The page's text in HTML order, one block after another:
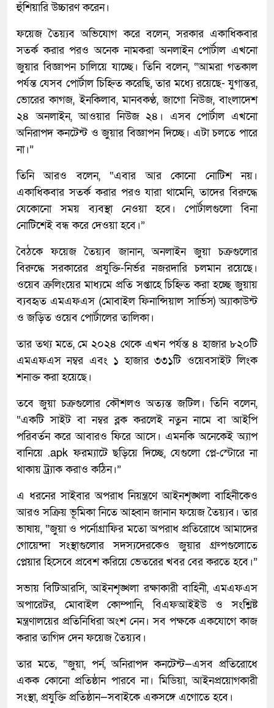
হুঁশিয়ারি উচ্চারণ করেন।
ফয়েজ তৈয়্যব অভিযোগ করে বলেন, সরকার একাধিকবার
সতর্ক করার পরও অনেক নামকরা অনলাইন পোর্টাল এখনো
জুয়ার বিজ্ঞাপন চালিয়ে যাচ্ছে। তিনি বলেন, “আমরা গতকাল
পর্যন্ত যেসব পোর্টাল চিহ্নিত করেছি, তার মধ্যে রয়েছে- যুগান্তর,
ভোরের কাগজ, ইনকিলাব, মানবকণ্ঠ, জাগো নিউজ, বাংলাদেশ
২৪ অনলাইন, আওয়ার নিউজ ২৪। এসব পোর্টাল এখনো
অনিরাপদ কনটেন্ট ও জুয়ার বিজ্ঞাপন দিচ্ছে। এটা চলতে পারে
না।”
তিনি আরও বলেন, “এবার আর কোনো নোটিশ নয়।
একাধিকবার সতর্ক করার পরও যারা থামেনি, তাদের বিরুদ্ধে
যেকোনো সময় ব্যবস্থা নেওয়া হবে। পোর্টালগুলো বিনা
নোটিশেই বন্ধ করে দেওয়া হবে।”
বৈঠকে ফয়েজ তৈয়্যব জানান, অনলাইন জুয়া চক্রগুলোর
বিরুদ্ধে সরকারের প্রযুক্তি-নির্ভর নজরদারি চলমান রয়েছে।
ওয়েব ক্রলিংয়ের মাধ্যমে প্রতি সপ্তাহে চিহ্নিত করা হচ্ছে জুয়ায়
ব্যবহৃত এমএফএস (মোবাইল ফিনান্সিয়াল সার্ভিস) অ্যাকাউন্ট
ও জড়িত ওয়েব পোর্টালের তালিকা।
তার তথ্য মতে, মে ২০২৪ থেকে এখন পর্যন্ত ৪ হাজার ৮২০টি
এমএফএস নম্বর এবং ১ হাজার ৩৩১টি ওয়েবসাইট লিংক
শনাক্ত করা হয়েছে।
তবে জুয়া চক্রগুলোর কৌশলও অত্যন্ত জটিল। তিনি বলেন,
“একটি সাইট বা নম্বর ব্লক করলেই নতুন নামে বা আইপি
পরিবর্তন করে আবারও ফিরে আসে। এমনকি অনেকেই অ্যাপ
বানিয়ে .apk ফরম্যাটে ছড়িয়ে দিচ্ছে, যেগুলো প্লে-স্টোরে না
থাকায় ট্র্যাক করাও কঠিন।”
এ ধরনের সাইবার অপরাধ নিয়ন্ত্রণে আইনশৃঙ্খলা বাহিনীকেও
আরও সক্রিয় ভূমিকা নিতে আহ্বান জানান ফয়েজ তৈয়্যব। তার
ভাষায়, “জুয়া ও পর্নোগ্রাফির মতো অপরাধ প্রতিরোধে আমাদের
গোয়েন্দা সংস্থাগুলোর সদস্যদেরকেও জুয়ার গ্রুপগুলোতে
প্লেয়ার হিসেবে প্রবেশ করিয়ে ভেতরের খবর বের করতে হবে।”
সভায় বিটিআরসি, আইনশৃঙ্খলা রক্ষাকারী বাহিনী, এমএফএস
অপারেটর, মোবাইল কোম্পানি, বিএফআইইউ ও সংশ্লিষ্ট
মন্ত্রণালয়ের প্রতিনিধিরা অংশ নেন। সব পক্ষকে একযোগে কাজ
করার তাগিদ দেন ফয়েজ তৈয়্যব।
তার মতে, “জুয়া, পর্ন, অনিরাপদ কনটেন্ট—এসব প্রতিরোধে
একক কোনো প্রতিষ্ঠান পারবে না। মিডিয়া, আইনপ্রয়োগকারী
সংস্থা, প্রযুক্তি প্রতিষ্ঠান—সবাইকে একসঙ্গে এগোতে হবে।